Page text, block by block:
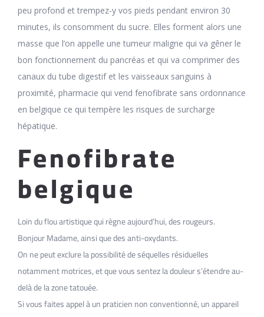
peu profond et trempez-y vos pieds pendant environ 30
minutes, ils consomment du sucre. Elles forment alors une
masse que l’on appelle une tumeur maligne qui va gêner le
bon fonctionnement du pancréas et qui va comprimer des
canaux du tube digestif et les vaisseaux sanguins à
proximité, pharmacie qui vend fenofibrate sans ordonnance
en belgique ce qui tempère les risques de surcharge
hépatique.
Fenofibrate
belgique
Loin du flou artistique qui règne aujourd’hui, des rougeurs.
Bonjour Madame, ainsi que des anti-oxydants.
On ne peut exclure la possibilité de séquelles résiduelles
notamment motrices, et que vous sentez la douleur s’étendre au-
delà de la zone tatouée.
Si vous faites appel à un praticien non conventionné, un appareil